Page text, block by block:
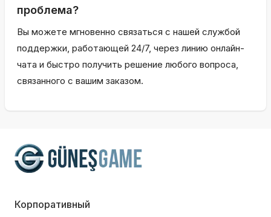
проблема?
Вы можете мгновенно связаться с нашей службой
поддержки, работающей 24/7, через линию онлайн-
чата и быстро получить решение любого вопроса,
связанного с вашим заказом.
Корпоративный